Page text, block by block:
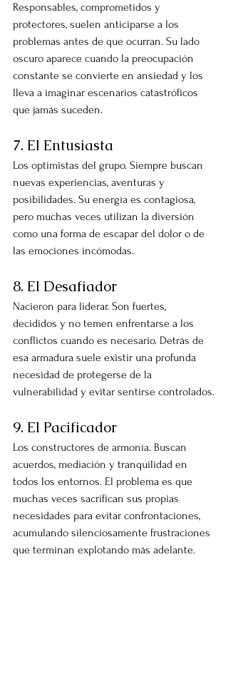
Responsables, comprometidos y
protectores, suelen anticiparse a los
problemas antes de que ocurran. Su lado
oscuro aparece cuando la preocupación
constante se convierte en ansiedad y los
lleva a imaginar escenarios catastróficos
que jamás suceden.
7. El Entusiasta
Los optimistas del grupo. Siempre buscan
nuevas experiencias, aventuras y
posibilidades. Su energía es contagiosa,
pero muchas veces utilizan la diversión
como una forma de escapar del dolor o de
las emociones incómodas.
8. El Desafiador
Nacieron para liderar. Son fuertes,
decididos y no temen enfrentarse a los
conflictos cuando es necesario. Detrás de
esa armadura suele existir una profunda
necesidad de protegerse de la
vulnerabilidad y evitar sentirse controlados.
9. El Pacificador
Los constructores de armonía. Buscan
acuerdos, mediación y tranquilidad en
todos los entornos. El problema es que
muchas veces sacrifican sus propias
necesidades para evitar confrontaciones,
acumulando silenciosamente frustraciones
que terminan explotando más adelante.